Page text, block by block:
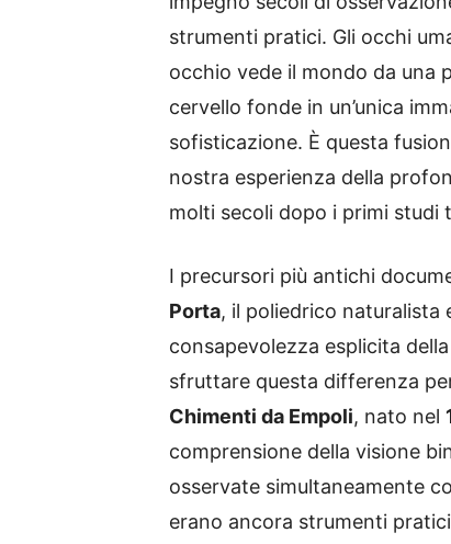
strumenti pratici. Gli occhi
occhio vede il mondo da una
cervello fonde in un’unica
sofisticazione. È questa
nostra esperienza della
molti secoli dopo i primi
I precursori più antichi
Porta, il poliedrico
consapevolezza esplicita
sfruttare questa differenza
Chimenti da Empoli, nato nel
comprensione della visione
osservate simultaneamente
erano ancora strumenti